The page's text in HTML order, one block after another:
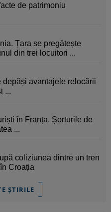
de patrimoniu
Țara se pregătește
din trei locuitori ...
depăși avantajele relocării
...
în Franța. Șorturile de
...
coliziunea dintre un tren
Croația
ȘTIRILE